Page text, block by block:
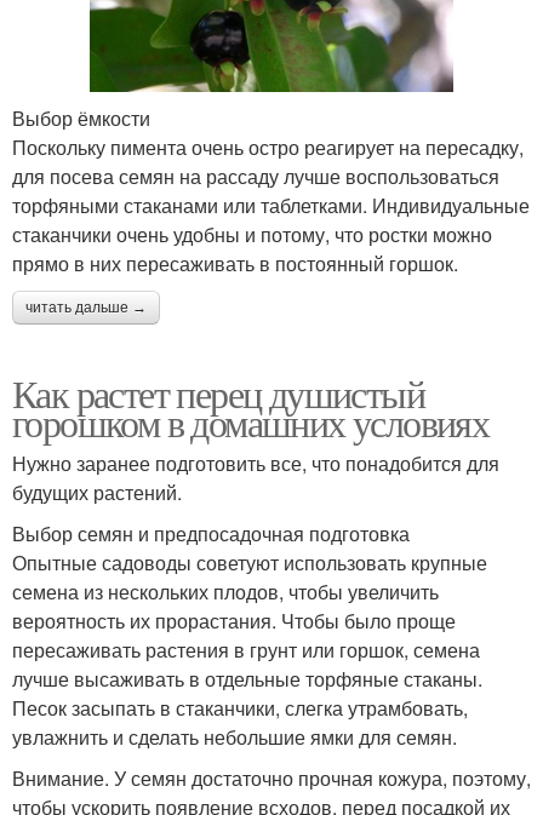
Выбор ёмкости
Поскольку пимента очень остро реагирует на пересадку,
для посева семян на рассаду лучше воспользоваться
торфяными стаканами или таблетками. Индивидуальные
стаканчики очень удобны и потому, что ростки можно
прямо в них пересаживать в постоянный горшок.
читать дальше →
Как растет перец душистый
горошком в домашних условиях
Нужно заранее подготовить все, что понадобится для
будущих растений.
Выбор семян и предпосадочная подготовка
Опытные садоводы советуют использовать крупные
семена из нескольких плодов, чтобы увеличить
вероятность их прорастания. Чтобы было проще
пересаживать растения в грунт или горшок, семена
лучше высаживать в отдельные торфяные стаканы.
Песок засыпать в стаканчики, слегка утрамбовать,
увлажнить и сделать небольшие ямки для семян.
Внимание. У семян достаточно прочная кожура, поэтому,
чтобы ускорить появление всходов, перед посадкой их